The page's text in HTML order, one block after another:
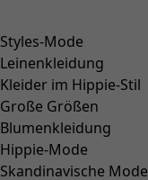
Styles-Mode
Leinenkleidung
Kleider im Hippie-Stil
Große Größen
Blumenkleidung
Hippie-Mode
Skandinavische Mode